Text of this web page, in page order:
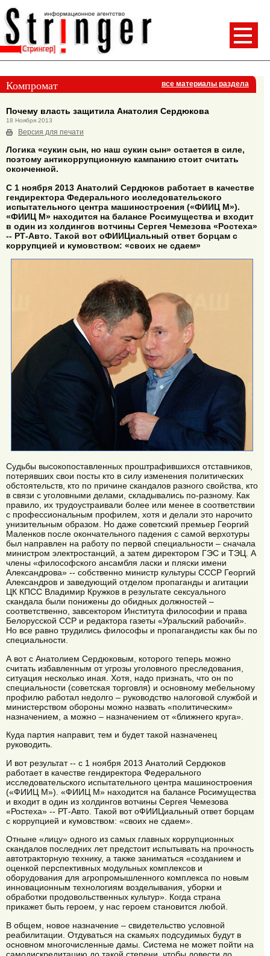
Компромат все материалы раздела
Почему власть защитила Анатолия Сердюкова
18 Ноября 2013
Версия для печати
Логика «сукин сын, но наш сукин сын» остается в силе,
поэтому антикоррупционную кампанию стоит считать
оконченной.
С 1 ноября 2013 Анатолий Сердюков работает в качестве
гендиректора Федерального исследовательского
испытательного центра машиностроения («ФИИЦ М»).
«ФИИЦ М» находится на балансе Росимущества и входит
в один из холдингов вотчины Сергея Чемезова «Ростеха»
-- РТ-Авто. Такой вот оФИИЦиальный ответ борцам с
коррупцией и кумовством: «своих не сдаем»
Судьбы высокопоставленных проштрафившихся отставников,
потерявших свои посты кто в силу изменения политических
обстоятельств, кто по причине скандалов разного свойства, кто
в связи с уголовными делами, складывались по-разному. Как
правило, их трудоустраивали более или менее в соответствии
с профессиональным профилем, хотя и делали это нарочито
унизительным образом. Но даже советский премьер Георгий
Маленков после окончательного падения с самой верхотуры
был направлен на работу по первой специальности – сначала
министром электростанций, а затем директором ГЭС и ТЭЦ. А
члены «философского ансамбля ласки и пляски имени
Александрова» -- собственно министр культуры СССР Георгий
Александров и заведующий отделом пропаганды и агитации
ЦК КПСС Владимир Кружков в результате сексуального
скандала были понижены до обидных должностей –
соответственно, завсектором Института философии и права
Белорусской ССР и редактора газеты «Уральский рабочий».
Но все равно трудились философы и пропагандисты как бы по
специальности.
А вот с Анатолием Сердюковым, которого теперь можно
считать избавленным от угрозы уголовного преследования,
ситуация несколько иная. Хотя, надо признать, что он по
специальности (советская торговля) и основному мебельному
профилю работал недолго – руководство налоговой службой и
министерством обороны можно назвать «политическим»
назначением, а можно – назначением от «ближнего круга».
Куда партия направит, тем и будет такой назначенец
руководить.
И вот результат -- с 1 ноября 2013 Анатолий Сердюков
работает в качестве гендиректора Федерального
исследовательского испытательного центра машиностроения
(«ФИИЦ М»). «ФИИЦ М» находится на балансе Росимущества
и входит в один из холдингов вотчины Сергея Чемезова
«Ростеха» -- РТ-Авто. Такой вот оФИИЦиальный ответ борцам
с коррупцией и кумовством: «своих не сдаем».
Отныне «лицу» одного из самых главных коррупционных
скандалов последних лет предстоит испытывать на прочность
автотракторную технику, а также заниматься «созданием и
оценкой перспективных модульных комплексов и
оборудования для агропромышленного комплекса по новым
инновационным технологиям возделывания, уборки и
обработки продовольственных культур». Когда страна
прикажет быть героем, у нас героем становится любой.
В общем, новое назначение – свидетельство условной
реабилитации. Отдуваться на скамьях подсудимых будут в
основном многочисленные дамы. Система не может пойти на
самодискредитацию до такой степени, чтобы довести до